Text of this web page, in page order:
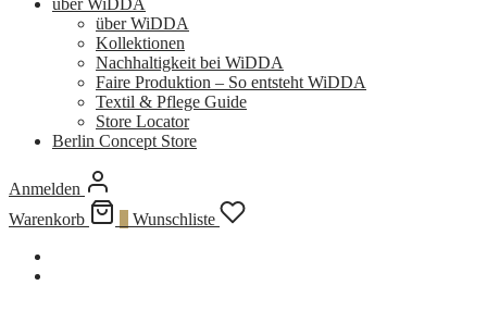
über WiDDA
über WiDDA
Kollektionen
Nachhaltigkeit bei WiDDA
Faire Produktion – So entsteht WiDDA
Textil & Pflege Guide
Store Locator
Berlin Concept Store
Anmelden
Warenkorb
Wunschliste